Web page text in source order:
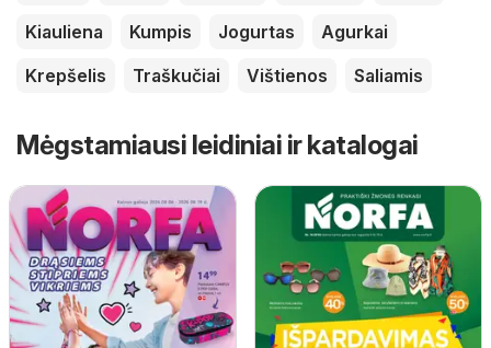
Kiauliena
Kumpis Jogurtas
Agurkai
Krepšelis
Traškučiai Vištienos Saliamis
Mėgstamiausi leidiniai ir katalogai